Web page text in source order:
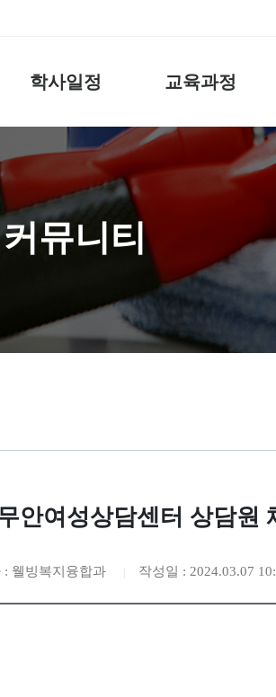
학사일정 교육과정
커뮤니티
안여성상담센터 상담원
: 웰빙복지융합과 작성일 : 2024.03.07